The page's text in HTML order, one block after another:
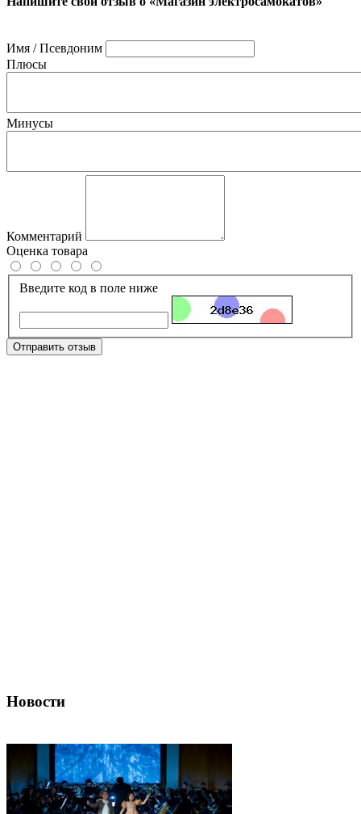
Имя / Псевдоним
Плюсы
Минусы
Комментарий
Оценка товара
Введите код в поле ниже
Отправить отзыв
Новости